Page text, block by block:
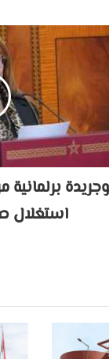
استغلال